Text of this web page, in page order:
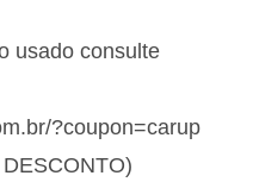
usado consulte
?coupon=carup